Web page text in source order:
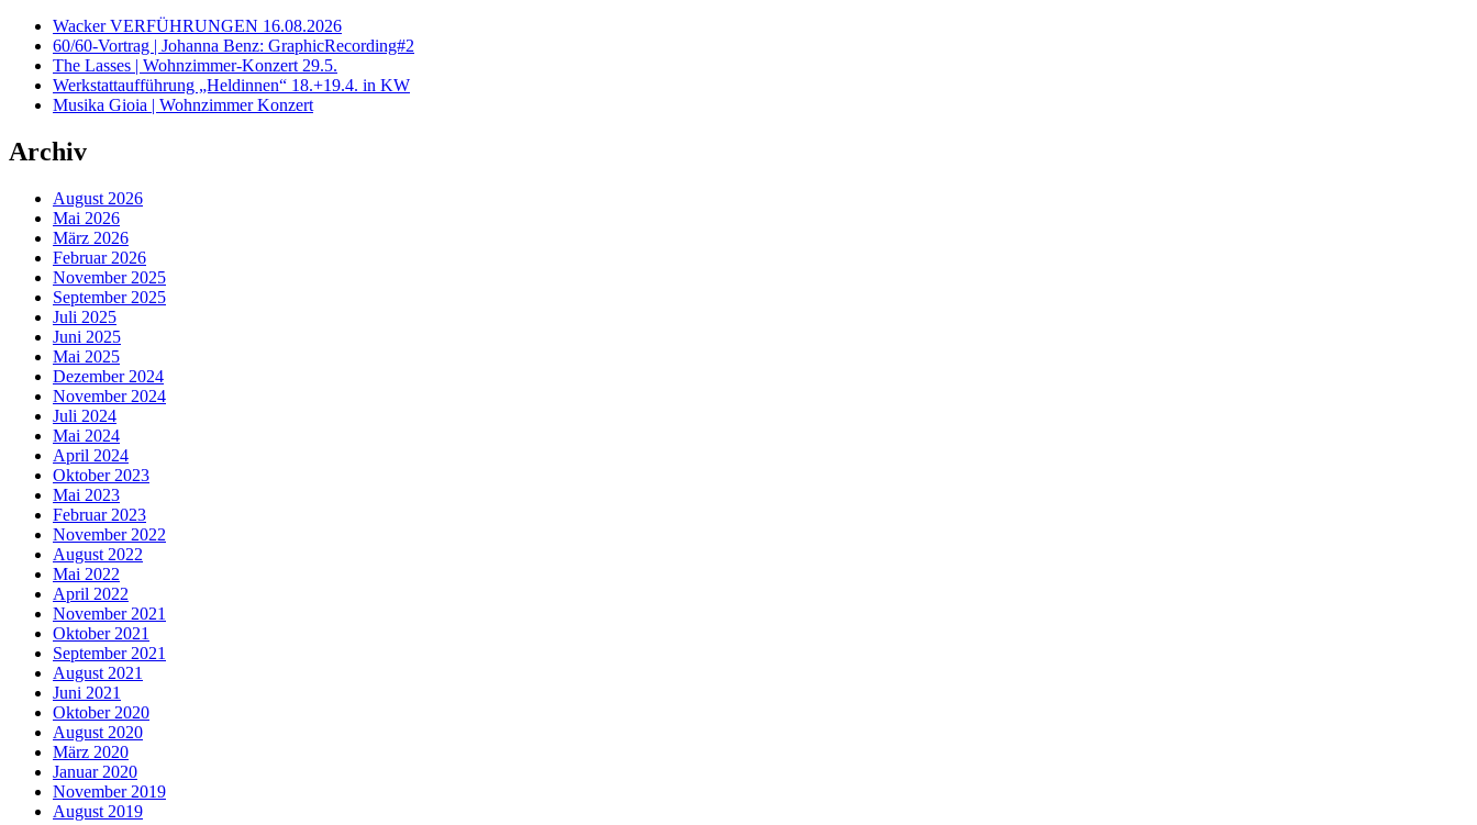
Wacker VERFÜHRUNGEN 16.08.2026
60/60-Vortrag | Johanna Benz: GraphicRecording#2
The Lasses | Wohnzimmer-Konzert 29.5.
Werkstattaufführung „Heldinnen“ 18.+19.4. in KW
Musika Gioia | Wohnzimmer Konzert
Archiv
August 2026
Mai 2026
März 2026
Februar 2026
November 2025
September 2025
Juli 2025
Juni 2025
Mai 2025
Dezember 2024
November 2024
Juli 2024
Mai 2024
April 2024
Oktober 2023
Mai 2023
Februar 2023
November 2022
August 2022
Mai 2022
April 2022
November 2021
Oktober 2021
September 2021
August 2021
Juni 2021
Oktober 2020
August 2020
März 2020
Januar 2020
November 2019
August 2019